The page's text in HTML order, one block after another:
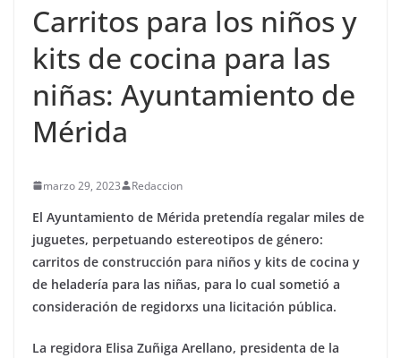
Carritos para los niños y
kits de cocina para las
niñas: Ayuntamiento de
Mérida
marzo 29, 2023 Redaccion
El Ayuntamiento de Mérida pretendía regalar miles de
juguetes, perpetuando estereotipos de género:
carritos de construcción para niños y kits de cocina y
de heladería para las niñas, para lo cual sometió a
consideración de regidorxs una licitación pública.
La regidora Elisa Zuñiga Arellano, presidenta de la